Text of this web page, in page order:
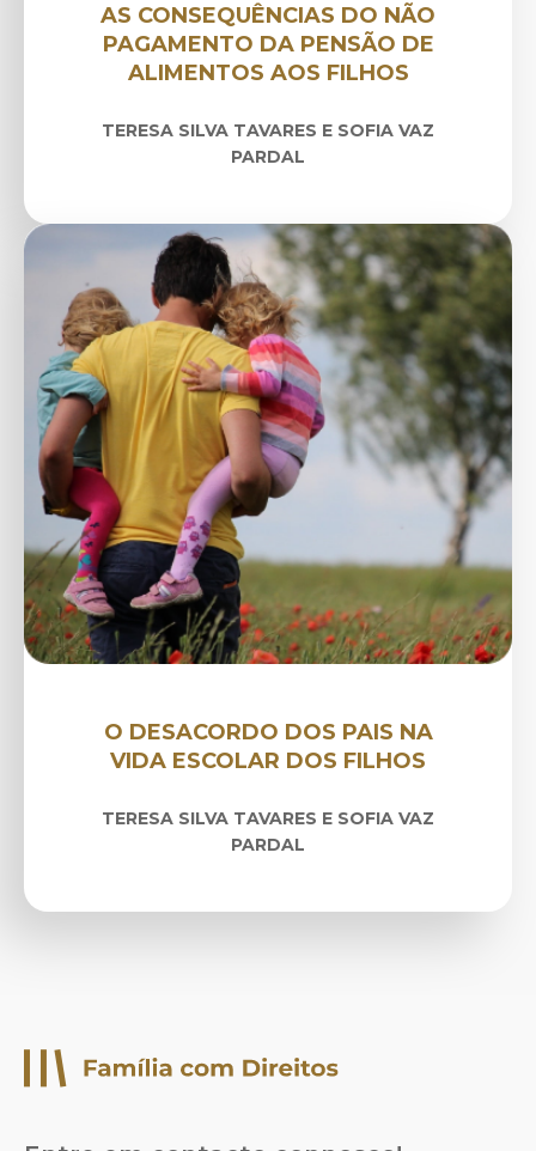
AS CONSEQUÊNCIAS DO NÃO
PAGAMENTO DA PENSÃO DE
ALIMENTOS AOS FILHOS
TERESA SILVA TAVARES E SOFIA VAZ
PARDAL
O DESACORDO DOS PAIS NA
VIDA ESCOLAR DOS FILHOS
TERESA SILVA TAVARES E SOFIA VAZ
PARDAL